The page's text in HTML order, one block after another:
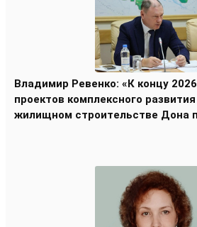
Владимир Ревенко: «К концу
проектов комплексного
жилищном строительстве Дона